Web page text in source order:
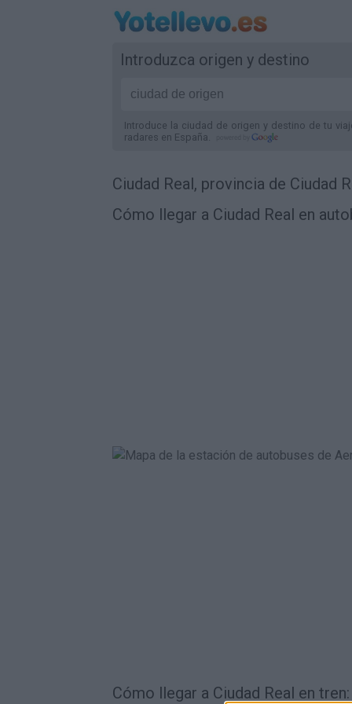
Introduzca origen y destino
Introduce la ciudad de origen y destino de tu
radares en España.
Ciudad Real, provincia de Ciudad
Cómo llegar a Ciudad Real en
Cómo llegar a Ciudad Real en tren: